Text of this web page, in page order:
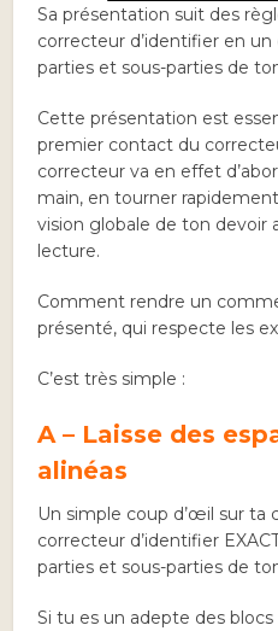
Sa présentation suit des
correcteur d’identifier en
parties et sous-parties de
Cette présentation est
premier contact du
correcteur va en effet
main, en tourner
vision globale de ton devoir
lecture.
Comment rendre un
présenté, qui respecte les
C’est très simple :
A – Laisse des
alinéas
Un simple coup d’œil sur
correcteur d’identifier
parties et sous-parties de
Si tu es un adepte des